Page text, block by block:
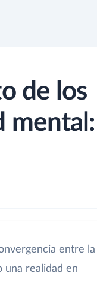
de los
mental:
entre la
una realidad en